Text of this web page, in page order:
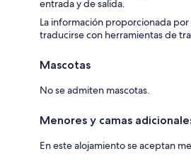
entrada y de salida.
La información proporcionada
traducirse con herramientas de
Mascotas
No se admiten mascotas.
Menores y camas
En este alojamiento se aceptan